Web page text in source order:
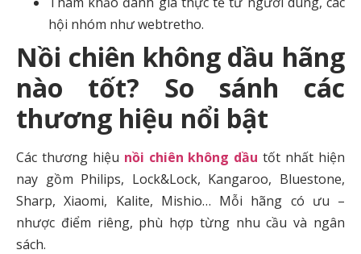
hội nhóm như webtretho.
Nồi chiên không dầu hãng
nào tốt? So sánh các
thương hiệu nổi bật
Các thương hiệu nồi chiên không dầu tốt nhất hiện
nay gồm Philips, Lock&Lock, Kangaroo, Bluestone,
Sharp, Xiaomi, Kalite, Mishio… Mỗi hãng có ưu –
nhược điểm riêng, phù hợp từng nhu cầu và ngân
sách.